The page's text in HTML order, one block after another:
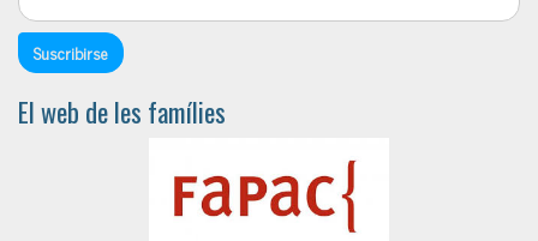
El web de les famílies